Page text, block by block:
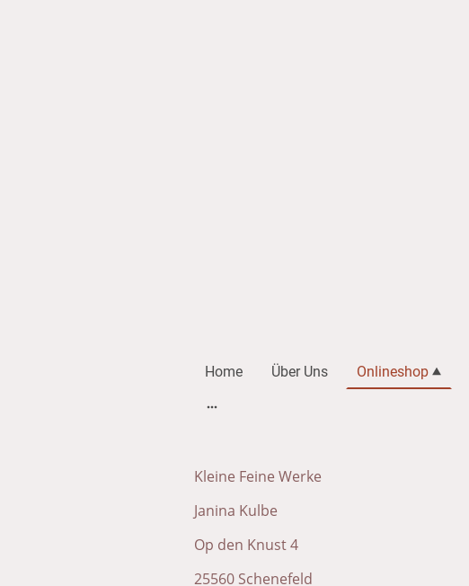
Home Über Uns Onlineshop
Kleine Feine Werke
Janina Kulbe
Op den Knust 4
25560 Schenefeld